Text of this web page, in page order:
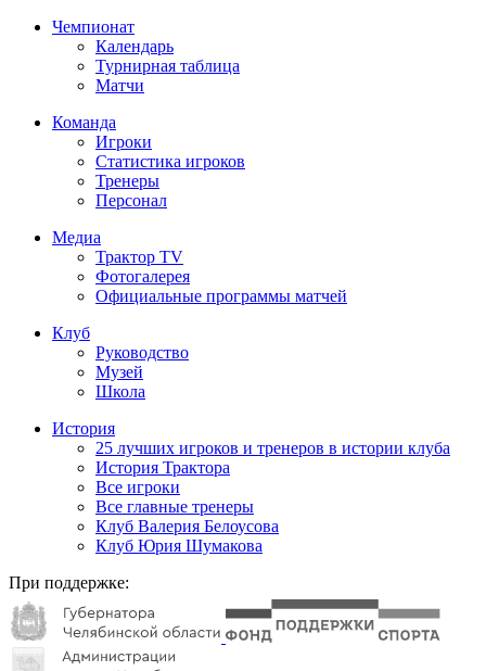
Чемпионат
Календарь
Турнирная таблица
Матчи
Команда
Игроки
Статистика игроков
Тренеры
Персонал
Медиа
Трактор TV
Фотогалерея
Официальные программы матчей
Клуб
Руководство
Музей
Школа
История
25 лучших игроков и тренеров в истории клуба
История Трактора
Все игроки
Все главные тренеры
Клуб Валерия Белоусова
Клуб Юрия Шумакова
При поддержке: